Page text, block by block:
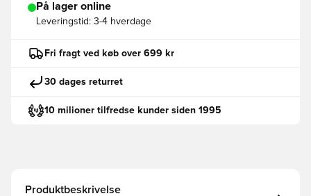
På lager online
Leveringstid: 3-4 hverdage
Fri fragt ved køb over 699 kr
30 dages returret
10 milioner tilfredse kunder siden 1995
Produktbeskrivelse